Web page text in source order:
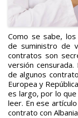
Como se sabe, los gobiernos han firmado unos contratos
de suministro de
contratos son
versión
de algunos
Europea y
es largo, por lo
leer. En ese
contrato con